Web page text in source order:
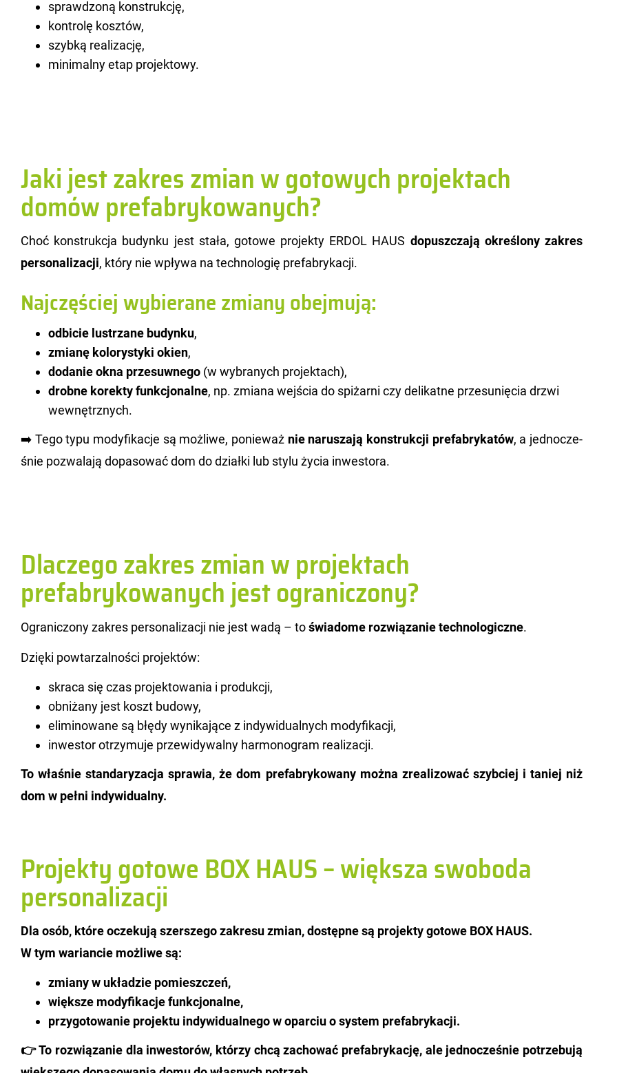
sprawdzoną konstrukcję,
kontrolę kosztów,
szybką realizację,
minimalny etap projektowy.
Jaki jest zakres zmian w gotowych projektach
domów prefabrykowanych?
Choć kon­struk­cja bu­dyn­ku jest stała, go­to­we pro­jek­ty ERDOL HAUS do­pusz­cza­ją okre­ślo­ny za­kres
per­so­na­li­za­cji, który nie wpły­wa na tech­no­lo­gię pre­fa­bry­ka­cji.
Najczęściej wybierane zmiany obejmują:
odbicie lustrzane budynku,
zmianę kolorystyki okien,
dodanie okna przesuwnego (w wybranych projektach),
drobne korekty funkcjonalne, np. zmiana wejścia do spiżarni czy delikatne przesunięcia drzwi
wewnętrznych.
➡️ Tego typu mo­dy­fi­ka­cje są moż­li­we, po­nie­waż nie na­ru­sza­ją kon­struk­cji pre­fa­bry­ka­tów, a jed­no­cze­
śnie po­zwa­la­ją do­pa­so­wać dom do dział­ki lub stylu życia in­we­sto­ra.
Dlaczego zakres zmian w projektach
prefabrykowanych jest ograniczony?
Ogra­ni­czo­ny za­kres per­so­na­li­za­cji nie jest wadą – toświa­do­me roz­wią­za­nie tech­no­lo­gicz­ne.
Dzię­ki po­wta­rzal­no­ści pro­jek­tów:
skraca się czas projektowania i produkcji,
obniżany jest koszt budowy,
eliminowane są błędy wynikające z indywidualnych modyfikacji,
inwestor otrzymuje przewidywalny harmonogram realizacji.
To wła­śnie stan­da­ry­za­cja spra­wia, że dom pre­fa­bry­ko­wa­ny można zre­ali­zo­wać szyb­ciej i ta­niej niż
dom w pełni in­dy­wi­du­al­ny.
Projekty gotowe BOX HAUS – większa swoboda
personalizacji
Dla osób, które ocze­ku­ją szer­sze­go za­kre­su zmian, do­stęp­ne są pro­jek­ty go­to­we BOX HAUS.
W tym wa­rian­cie moż­li­we są:
zmiany w układzie pomieszczeń,
większe modyfikacje funkcjonalne,
przygotowanie projektu indywidualnego w oparciu o system prefabrykacji.
👉 To roz­wią­za­nie dla in­we­sto­rów, któ­rzy chcą za­cho­wać pre­fa­bry­ka­cję, ale jed­no­cze­śnie po­trze­bu­ją